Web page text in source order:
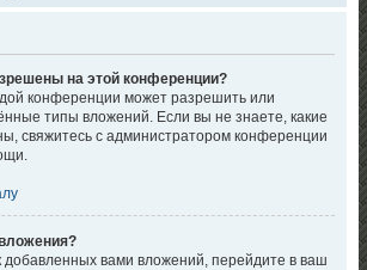
на этой конференции?
конференции может разрешить или
типы вложений. Если вы не знаете, какие
свяжитесь с администратором конференции
добавленных вами вложений, перейдите в ваш